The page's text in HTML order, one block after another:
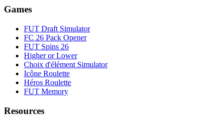
Games
FUT Draft Simulator
FC 26 Pack Opener
FUT Spins 26
Higher or Lower
Choix d'élément Simulator
Icône Roulette
Héros Roulette
FUT Memory
Resources